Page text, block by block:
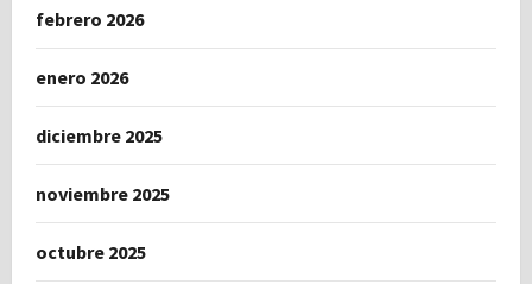
febrero 2026
enero 2026
diciembre 2025
noviembre 2025
octubre 2025